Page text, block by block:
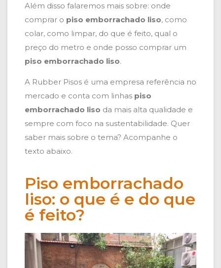
Além disso falaremos mais sobre: onde
comprar o piso emborrachado liso, como
colar, como limpar, do que é feito, qual o
preço do metro e onde posso comprar um
piso emborrachado liso.
A Rubber Pisos é uma empresa referência no
mercado e conta com linhas piso
emborrachado liso da mais alta qualidade e
sempre com foco na sustentabilidade. Quer
saber mais sobre o tema? Acompanhe o
texto abaixo.
Piso emborrachado
liso: o que é e do que
é feito?